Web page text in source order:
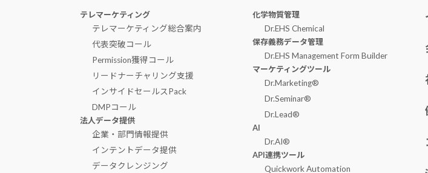
テレマーケティング
テレマーケティング総合案内
代表突破コール
Permission獲得コール
リードナーチャリング支援
インサイドセールスPack
DMPコール
法人データ提供
企業・部門情報提供
インテントデータ提供
データクレンジング
化学物質管理
Dr.EHS Chemical
保存義務データ管理
Dr.EHS Management Form Builder
マーケティングツール
Dr.Marketing®
Dr.Seminar®
Dr.Lead®
AI
Dr.AI®
API連携ツール
Quickwork Automation